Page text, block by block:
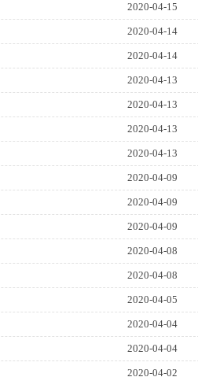
2020-04-15
2020-04-14
2020-04-14
2020-04-13
2020-04-13
2020-04-13
2020-04-13
2020-04-09
2020-04-09
2020-04-09
2020-04-08
2020-04-08
2020-04-05
2020-04-04
2020-04-04
2020-04-02